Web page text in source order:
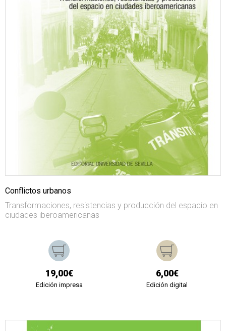
Conflictos urbanos
Transformaciones, resistencias y producción del espacio en
ciudades iberoamericanas
19,00€
Edición impresa
6,00€
Edición digital